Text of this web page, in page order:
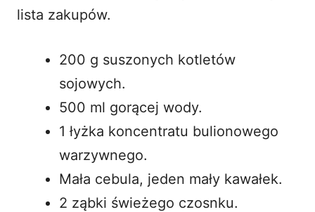
lista zakupów.
200 g suszonych kotletów
sojowych.
500 ml gorącej wody.
1 łyżka koncentratu bulionowego
warzywnego.
Mała cebula, jeden mały kawałek.
2 ząbki świeżego czosnku.